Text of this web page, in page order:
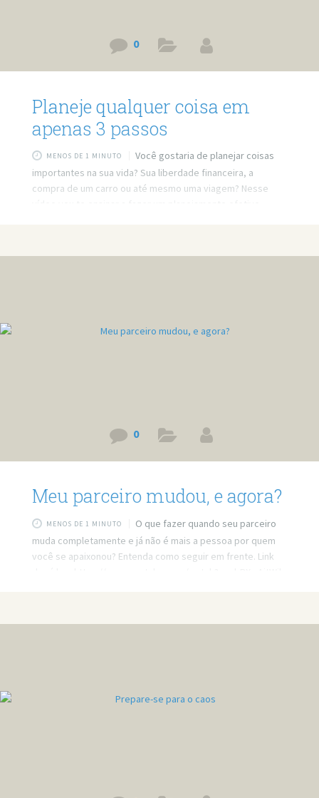
0
Planeje qualquer coisa em
apenas 3 passos
MENOS DE 1 MINUTO
Você gostaria de planejar coisas
importantes na sua vida? Sua liberdade financeira, a
compra de um carro ou até mesmo uma viagem? Nesse
0
Meu parceiro mudou, e agora?
MENOS DE 1 MINUTO
O que fazer quando seu parceiro
muda completamente e já não é mais a pessoa por quem
você se apaixonou? Entenda como seguir em frente. Link